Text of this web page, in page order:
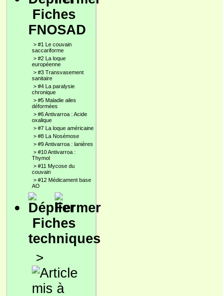
Fiches
FNOSAD
> #1 Le couvain
saccariforme
> #2 La loque
européenne
> #3 Transvasement
sanitaire
> #4 La paralysie
chronique
> #5 Maladie ailes
déformées
> #6 Antivarroa : Acide
oxalique
> #7 La loque américaine
> #8 La Nosémose
> #9 Antivarroa : lanières
> #10 Antivarroa :
Thymol
> #11 Mycose du
couvain
> #12 Médicament base
AO
Fiches
techniques
>